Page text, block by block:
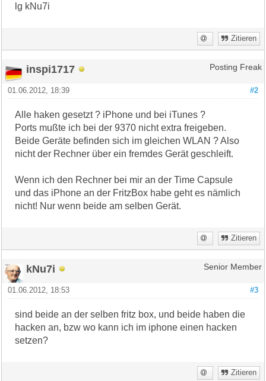
lg kNu7i
Zitieren
inspi1717 Posting Freak
#2
01.06.2012, 18:39
Alle haken gesetzt ? iPhone und bei iTunes ?
Ports mußte ich bei der 9370 nicht extra freigeben.
Beide Geräte befinden sich im gleichen WLAN ? Also
nicht der Rechner über ein fremdes Gerät geschleift.
Wenn ich den Rechner bei mir an der Time Capsule
und das iPhone an der FritzBox habe geht es nämlich
nicht! Nur wenn beide am selben Gerät.
Zitieren
kNu7i Senior Member
#3
01.06.2012, 18:53
sind beide an der selben fritz box, und beide haben die
hacken an, bzw wo kann ich im iphone einen hacken
setzen?
Zitieren